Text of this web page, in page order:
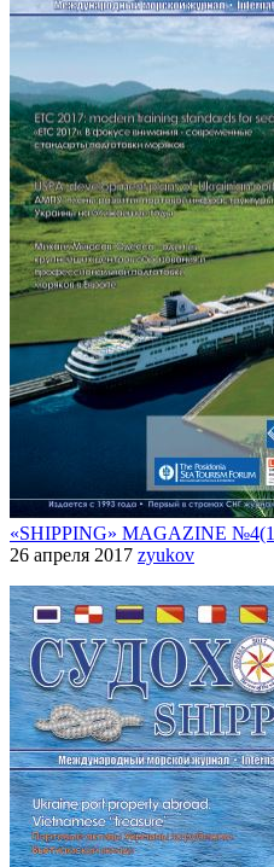
«SHIPPING» MAGAZINE
26 апреля 2017 zyukov